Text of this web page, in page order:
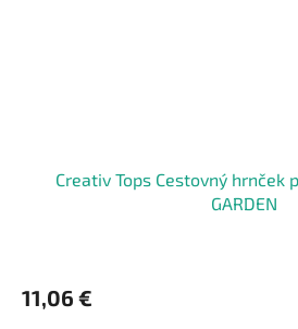
Creativ Tops Cestovný hrnček
GARDEN
11,06 €